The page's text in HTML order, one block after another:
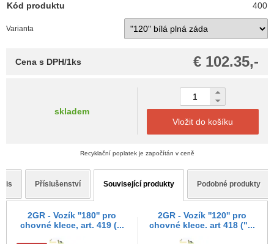
Kód produktu 400
Varianta
€ 102.35,-
Cena s DPH/1ks
skladem
Vložit do košíku
Recyklační poplatek je započítán v ceně
Příslušenství Související produkty Podobné produkty
2GR - Vozík ''180'' pro
chovné klece, art. 419 (...
2GR - Vozík ''120'' pro
chovné klece. art 418 ("...